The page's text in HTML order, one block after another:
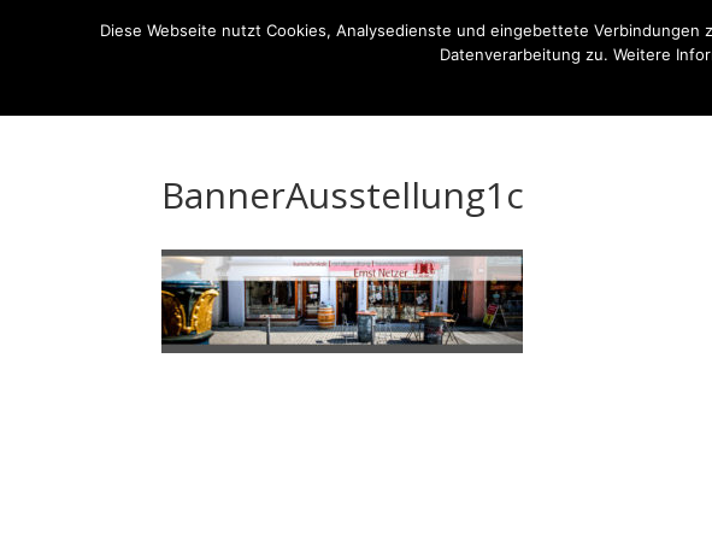
Ausstellung Aktuelles
BannerAusstellung1c
Diese Webseite nutzt Cookies, Analysedienste und eingebettete
Datenverarbeitung zu. Weitere